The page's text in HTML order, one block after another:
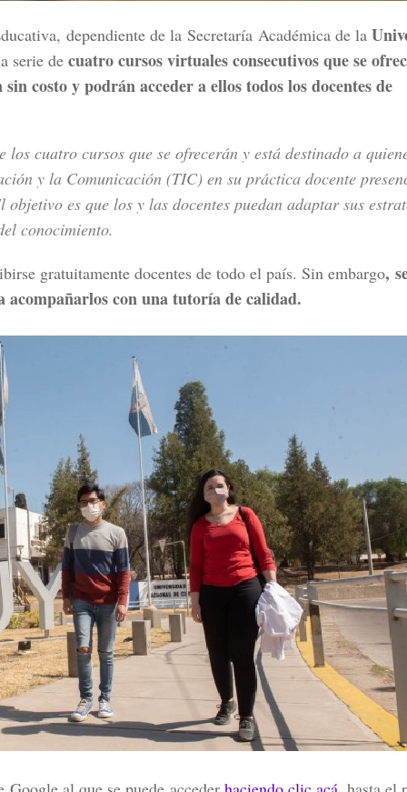
dependiente de la Secretaría Académica de la
serie de cuatro cursos virtuales consecutivos que se
sin costo y podrán acceder a ellos todos los docentes de
cuatro cursos que se ofrecerán y está destinado a
y la Comunicación (TIC) en su práctica docente
es que los y las docentes puedan adaptar sus
conocimiento.
gratuitamente docentes de todo el país. Sin embargo,
con una tutoría de calidad.